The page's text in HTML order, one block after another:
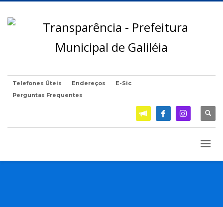
Telefones Úteis Endereços
E-Sic
Perguntas Frequentes